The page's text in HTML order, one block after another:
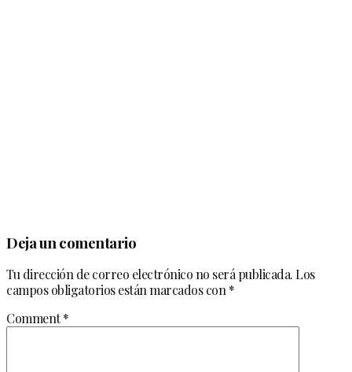
Deja un comentario
Tu dirección de correo electrónico no será publicada.Los
campos obligatorios están marcados con*
Comment*